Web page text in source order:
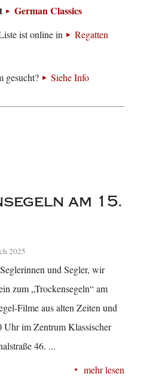
German Classics
ist online in
Regatten
gesucht?
Siehe Info
am 15.
2025
und Segler, wir
zum „Trockensegeln“ am
Filme aus alten Zeiten und
im Zentrum Klassischer
46. ...
mehr lesen